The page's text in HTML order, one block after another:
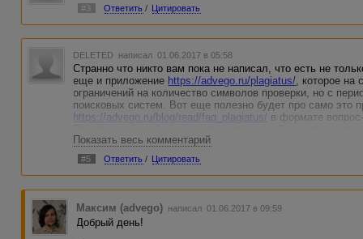
#3 Ответить / Цитировать
DELETED написал 01.06.2017 в 05:58
Странно что никто вам пока не написал, что есть не
еще и приложение https://advego.ru/plagiatus/, которое на
ограничений на количество символов проверки, но с
поисковых систем. Вот еще полезно будет про само это
https://advego.ru/blog/read/faq_plagiatus/ в формате
програмку - нет. С учетом того что вы новичок, такой
Показать весь комментарий
#5 Ответить / Цитировать
Максим (advego) написал 01.06.2017 в 09:59
Добрый день!